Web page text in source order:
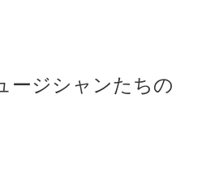
ージシャンたちの